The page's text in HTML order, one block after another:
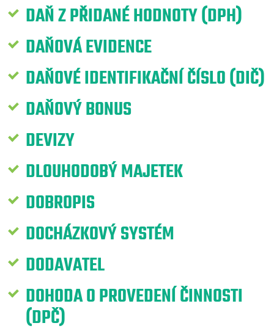
DAŇ Z PŘIDANÉ HODNOTY (DPH)
DAŇOVÁ EVIDENCE
DAŇOVÉ IDENTIFIKAČNÍ ČÍSLO (DIČ)
DAŇOVÝ BONUS
DEVIZY
DLOUHODOBÝ MAJETEK
DOBROPIS
DOCHÁZKOVÝ SYSTÉM
DODAVATEL
DOHODA O PROVEDENÍ ČINNOSTI
(DPČ)